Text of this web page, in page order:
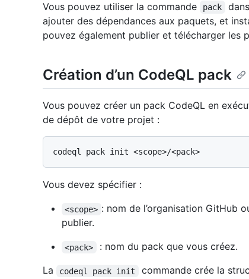
Vous pouvez utiliser la commande
pack
ajouter des dépendances aux paquets, et
pouvez également publier et télécharger les
Création d’un CodeQL pack
Vous pouvez créer un pack CodeQL en
de dépôt de votre projet :
Vous devez spécifier :
<scope> : nom de l’organisation GitHub
publier.
<pack>
: nom du pack que vous créez.
La
codeql pack init
commande crée la